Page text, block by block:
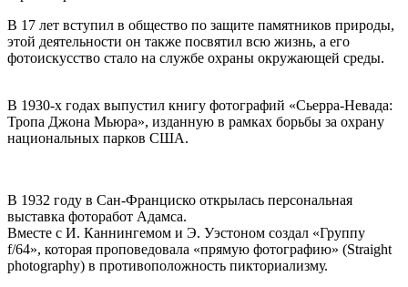
В 17 лет вступил в общество по защите памятников природы,
этой деятельности он также посвятил всю жизнь, а его
фотоискусство стало на службе охраны окружающей среды.
В 1930-х годах выпустил книгу фотографий «Сьерра-Невада:
Тропа Джона Мьюра», изданную в рамках борьбы за охрану
национальных парков США.
В 1932 году в Сан-Франциско открылась персональная
выставка фоторабот Адамса.
Вместе с И. Каннингемом и Э. Уэстоном создал «Группу
f/64», которая проповедовала «прямую фотографию» (Straight
photography) в противоположность пикториализму.